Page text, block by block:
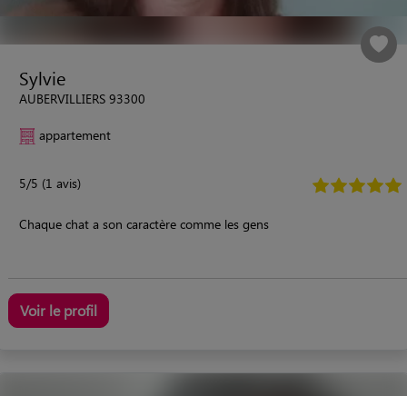
Sylvie
AUBERVILLIERS 93300
appartement
5/5 (1 avis)
Chaque chat a son caractère comme les gens
Voir le profil